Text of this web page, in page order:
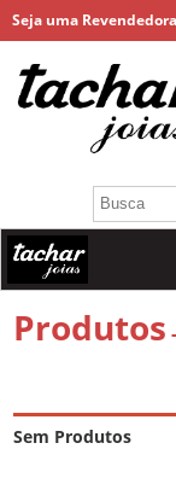
Seja uma Revendedora
Produtos
Sem Produtos